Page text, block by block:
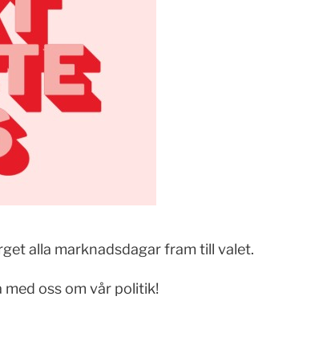
alla marknadsdagar fram till valet.
oss om vår politik!